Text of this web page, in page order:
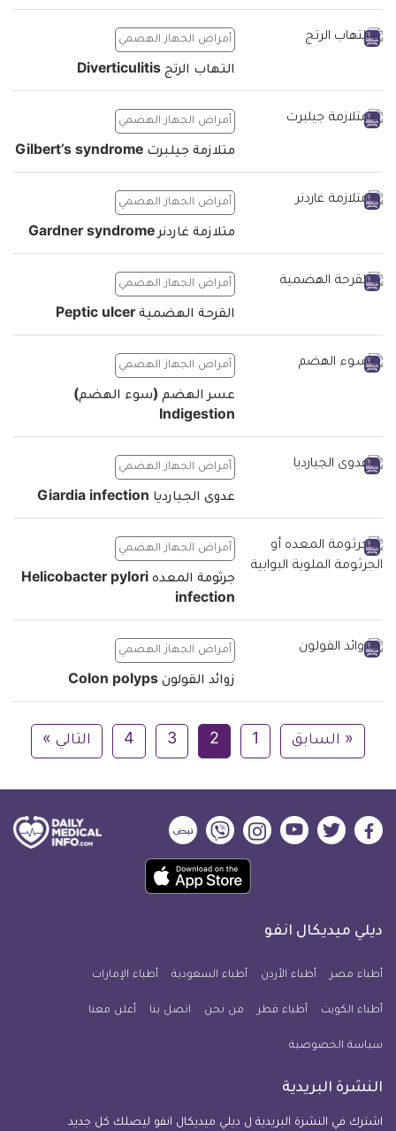
أمراض الجهاز الهضمي
التهاب الرتج Diverticulitis
أمراض الجهاز الهضمي
متلازمة جيلبرت Gilbert’s syndrome
أمراض الجهاز الهضمي
متلازمة غاردنر Gardner syndrome
أمراض الجهاز الهضمي
القرحة الهضمية Peptic ulcer
أمراض الجهاز الهضمي
عسر الهضم (سوء الهضم)
Indigestion
أمراض الجهاز الهضمي
عدوى الجيارديا Giardia infection
أمراض الجهاز الهضمي
جرثومة المعده Helicobacter pylori
infection
أمراض الجهاز الهضمي
زوائد القولون Colon polyps
« السابق 1
2
3
4 التالي »
ديلي
فيسبوك
ديلي
تويتر
ديلي
ميديكال
يوتيوب
ديلي
ميديكال
انفو
ديلي
ميديكال
انفو
ديلي
ميديكال
انفو
حمل
تطبيق
معلومة
للآيفون
ديلي ميديكال انفو
أطباء مصر أطباء الأردن أطباء السعودية أطباء الإمارات
أطباء الكويت أطباء قطر من نحن اتصل بنا أعلن معنا
سياسة الخصوصية
النشرة البريدية
اشترك في النشرة البريدية ل ديلي ميديكال انفو ليصلك كل جديد